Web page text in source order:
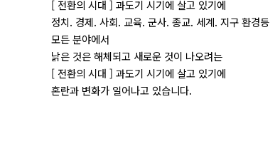
[ 전환의 시대 ] 과도기 시기에 살고 있기에
정치. 경제. 사회. 교육. 군사. 종교. 세계. 지구 환경등
모든 분야에서
낡은 것은 해체되고 새로운 것이 나오려는
[ 전환의 시대 ] 과도기 시기에 살고 있기에
혼란과 변화가 일어나고 있습니다.